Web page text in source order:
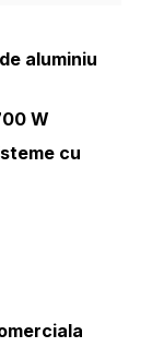
aluminiu
W
cu